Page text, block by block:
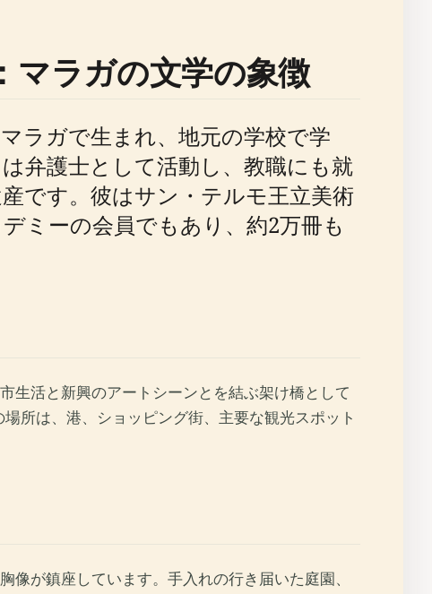
マラガの文学の象徴
ラガで生まれ、地元の学校で学
弁護士として活動し、教職にも就
です。彼はサン・テルモ王立美術
ミーの会員でもあり、約2万冊も
生活と新興のアートシーンとを結ぶ架け橋として
所は、港、ショッピング街、主要な観光スポット
が鎮座しています。手入れの行き届いた庭園、